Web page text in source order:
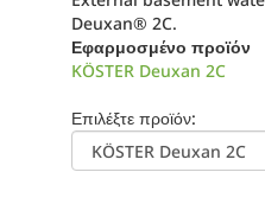
Deuxan® 2C.
Εφαρμοσμένο προϊόν
KÖSTER Deuxan 2C
Επιλέξτε προϊόν: